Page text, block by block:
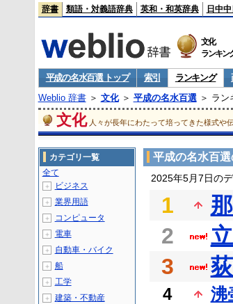
辞書 類語・対義語辞典 英和・和英辞典 日中
文化
ランキン
平成の名水百選 トップ 索引 ランキング
Weblio 辞書＞ 文化＞ 平成の名水百選＞ ラン
文化 人々が長年にわたって培ってきた様式や
平成の名水百
2025年5月7日の
1
2
3
4
沸
カテゴリ一覧
全て
＋ ビジネス
＋ 業界用語
＋ コンピュータ
＋ 電車
＋ 自動車・バイク
＋ 船
＋ 工学
＋ 建築・不動産